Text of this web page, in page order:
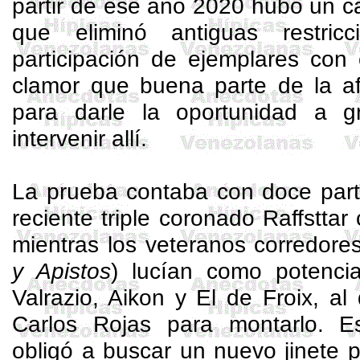
partir de ese año 2020 hubo un
que eliminó antiguas
participación de ejemplares
clamor que buena parte de la
para darle la oportunidad a
intervenir allí.
La prueba contaba con doce
reciente triple coronadoRaffsttar
mientras los veteranos
yApistos) lucían como
Valrazio,Aikon y El deFroix, al
Carlos Rojas para montarlo.
obligó a buscar un nuevo jinete